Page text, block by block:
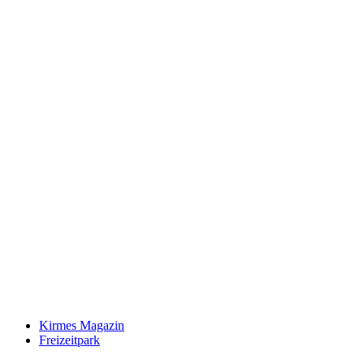
Kirmes Magazin
Freizeitpark